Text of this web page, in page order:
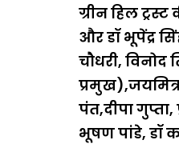
ग्रीन हिल
और डॉ भूपेंद्र
चौधरी, विनोद
पंत,दीपा गुप्ता,
भूषण पांडे, डॉ